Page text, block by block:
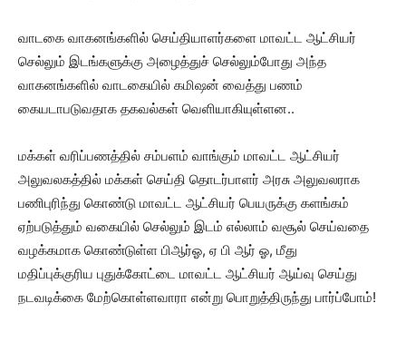
வாடகை வாகனங்களில் செய்தியாளர்களை மாவட்ட ஆட்சியர்
செல்லும் இடங்களுக்கு அழைத்துச் செல்லும்போது அந்த
வாகனங்களில் வாடகையில் கமிஷன் வைத்து பணம்
கையடாபடுவதாக தகவல்கள் வெளியாகியுள்ளன..
மக்கள் வரிப்பணத்தில் சம்பளம் வாங்கும் மாவட்ட ஆட்சியர்
அலுவலகத்தில் மக்கள் செய்தி தொடர்பாளர் அரசு அலுவலராக
பணிபுரிந்து கொண்டு மாவட்ட ஆட்சியர் பெயருக்கு களங்கம்
ஏற்படுத்தும் வகையில் செல்லும் இடம் எல்லாம் வசூல் செய்வதை
வழக்கமாக கொண்டுள்ள பிஆர்ஓ, ஏ பி ஆர் ஓ, மீது
மதிப்புக்குரிய புதுக்கோட்டை மாவட்ட ஆட்சியர் ஆய்வு செய்து
நடவடிக்கை மேற்கொள்ளவாரா என்று பொறுத்திருந்து பார்ப்போம்!